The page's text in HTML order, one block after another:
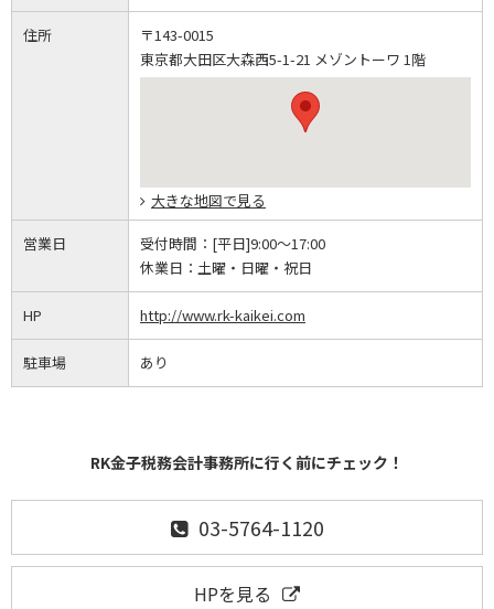
住所
〒143-0015
東京都大田区大森西5-1-21 メゾントーワ 1階
大きな地図で見る
営業日 受付時間： [平日]9:00～17:00
休業日： 土曜・日曜・祝日
HP http://www.rk-kaikei.com
駐車場 あり
RK金子税務会計事務所に行く前にチェック！
03-5764-1120
HPを見る